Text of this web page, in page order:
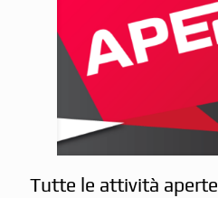
Tutte le attività aperte